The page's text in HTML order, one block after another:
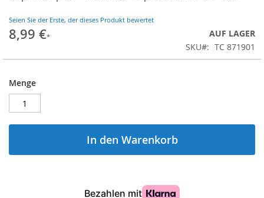
springen
Seien Sie der Erste, der dieses Produkt bewertet
8,99 €
AUF LAGER
SKU
TC 871901
Menge
In den Warenkorb